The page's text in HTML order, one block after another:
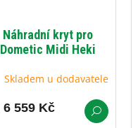
Náhradní kryt pro
Dometic Midi Heki
Skladem u dodavatele
6 559 Kč